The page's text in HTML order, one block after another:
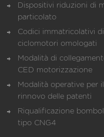
Dispositivi riduzioni di
particolato
Codici immatricolativi di
ciclomotori omologati
Modalità di
CED motorizzazione
Modalità operative per il
rinnovo delle patenti
Riqualificazione
tipo CNG4